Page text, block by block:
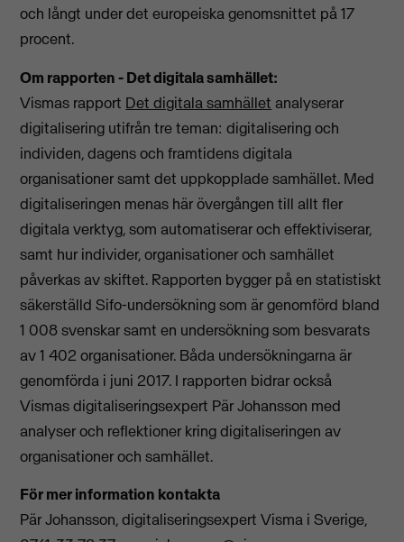
och långt under det europeiska genomsnittet på 17
procent.
Om rapporten - Det digitala samhället:
Vismas rapport Det digitala samhället analyserar
digitalisering utifrån tre teman: digitalisering och
individen, dagens och framtidens digitala
organisationer samt det uppkopplade samhället. Med
digitaliseringen menas här övergången till allt fler
digitala verktyg, som automatiserar och effektiviserar,
samt hur individer, organisationer och samhället
påverkas av skiftet. Rapporten bygger på en statistiskt
säkerställd Sifo-undersökning som är genomförd bland
1 008 svenskar samt en undersökning som besvarats
av 1 402 organisationer. Båda undersökningarna är
genomförda i juni 2017. I rapporten bidrar också
Vismas digitaliseringsexpert Pär Johansson med
analyser och reflektioner kring digitaliseringen av
organisationer och samhället.
För mer information kontakta
Pär Johansson, digitaliseringsexpert Visma i Sverige,